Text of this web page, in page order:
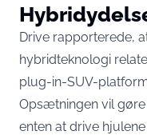
Drive rapporterede,
hybridteknologi
plug-in-SUV-
Opsætningen vil
enten at drive